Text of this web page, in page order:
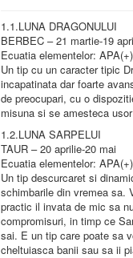
1.1.LUNA DRAGONULUI
BERBEC – 21 martie-19
Ecuatia elementelor:
Un tip cu un caracter tipic
incapatinata dar foarte
de preocupari, cu o
misuna si se amesteca
1.2.LUNA SARPELUI
TAUR – 20 aprilie-20 mai
Ecuatia elementelor:
Un tip descurcaret si
schimbarile din vremea sa.
practic il invata de mic sa
compromisuri, in timp ce
sai. E un tip care poate sa
cheltuiasca banii sau sa ii